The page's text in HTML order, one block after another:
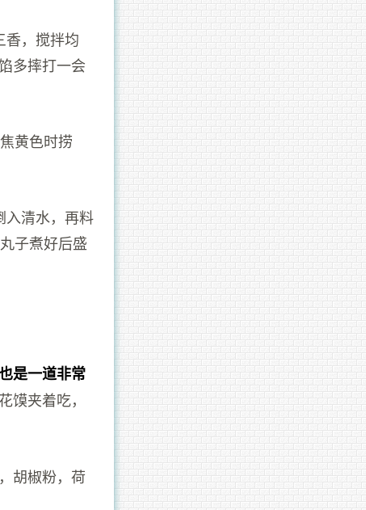
香，搅拌均
多摔打一会
黄色时捞
入清水，再料
子煮好后盛
是一道非常
馍夹着吃，
胡椒粉，荷